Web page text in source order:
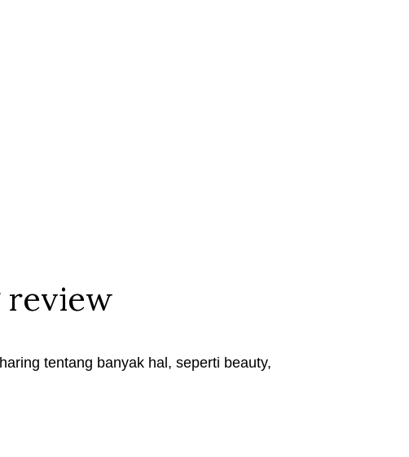
review
tentang banyak hal, seperti beauty,